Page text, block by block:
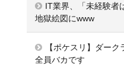
IT業界、「未経験者
地獄絵図にwww
【ポケスリ】ダー
全員バカです